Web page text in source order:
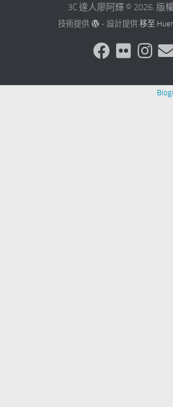
3C 達人廖阿輝 © 2026. 版
技術提供 - 設計提供 移至